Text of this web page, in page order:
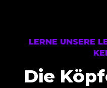
LERNE UNSERE
Die